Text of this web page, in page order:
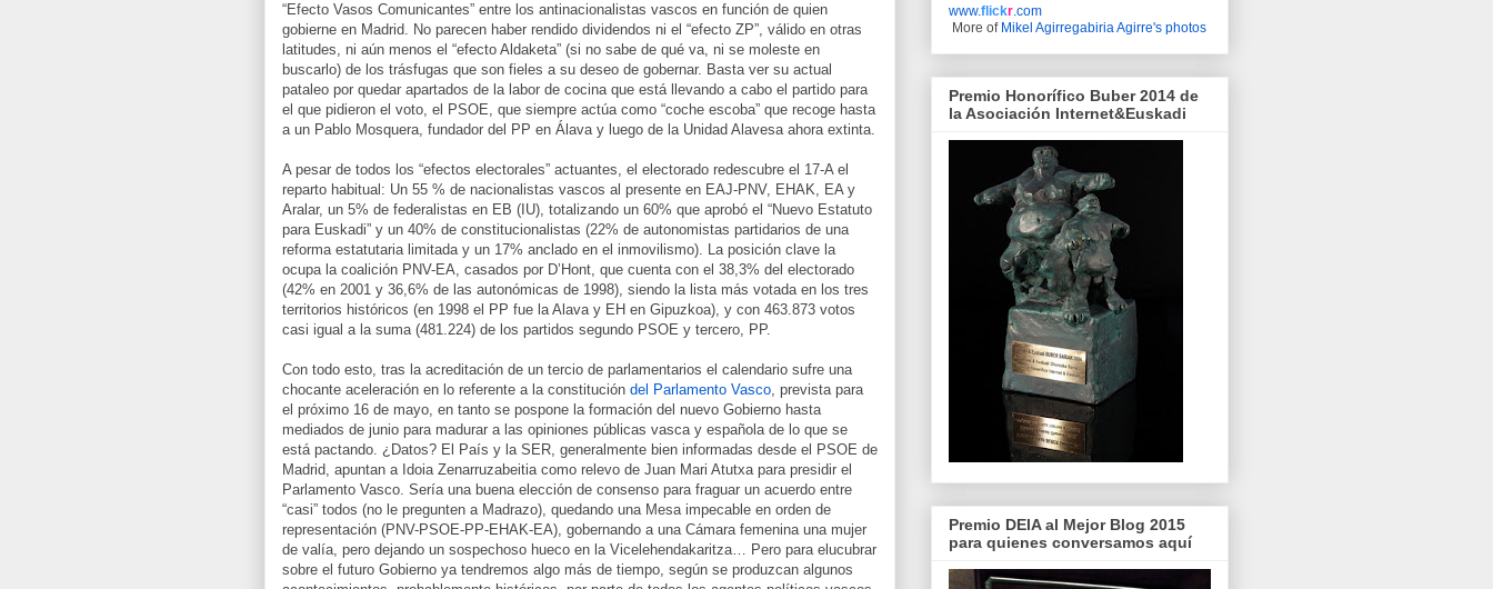
“Efecto Vasos Comunicantes” entre los antinacionalistas vascos en función de quien
gobierne en Madrid. No parecen haber rendido dividendos ni el “efecto ZP”, válido en otras
latitudes, ni aún menos el “efecto Aldaketa” (si no sabe de qué va, ni se moleste en
buscarlo) de los trásfugas que son fieles a su deseo de gobernar. Basta ver su actual
pataleo por quedar apartados de la labor de cocina que está llevando a cabo el partido para
el que pidieron el voto, el PSOE, que siempre actúa como “coche escoba” que recoge hasta
a un Pablo Mosquera, fundador del PP en Álava y luego de la Unidad Alavesa ahora extinta.
A pesar de todos los “efectos electorales” actuantes, el electorado redescubre el 17-A el
reparto habitual: Un 55 % de nacionalistas vascos al presente en EAJ-PNV, EHAK, EA y
Aralar, un 5% de federalistas en EB (IU), totalizando un 60% que aprobó el “Nuevo Estatuto
para Euskadi” y un 40% de constitucionalistas (22% de autonomistas partidarios de una
reforma estatutaria limitada y un 17% anclado en el inmovilismo). La posición clave la
ocupa la coalición PNV-EA, casados por D’Hont, que cuenta con el 38,3% del electorado
(42% en 2001 y 36,6% de las autonómicas de 1998), siendo la lista más votada en los tres
territorios históricos (en 1998 el PP fue la Alava y EH en Gipuzkoa), y con 463.873 votos
casi igual a la suma (481.224) de los partidos segundo PSOE y tercero, PP.
Con todo esto, tras la acreditación de un tercio de parlamentarios el calendario sufre una
chocante aceleración en lo referente a la constitución del Parlamento Vasco, prevista para
el próximo 16 de mayo, en tanto se pospone la formación del nuevo Gobierno hasta
mediados de junio para madurar a las opiniones públicas vasca y española de lo que se
está pactando. ¿Datos? El País y la SER, generalmente bien informadas desde el PSOE de
Madrid, apuntan a Idoia Zenarruzabeitia como relevo de Juan Mari Atutxa para presidir el
Parlamento Vasco. Sería una buena elección de consenso para fraguar un acuerdo entre
“casi” todos (no le pregunten a Madrazo), quedando una Mesa impecable en orden de
representación (PNV-PSOE-PP-EHAK-EA), gobernando a una Cámara femenina una mujer
de valía, pero dejando un sospechoso hueco en la Vicelehendakaritza… Pero para elucubrar
sobre el futuro Gobierno ya tendremos algo más de tiempo, según se produzcan algunos
www.flickr .com
More of Mikel Agirregabiria Agirre's photos
Premio Honorífico Buber 2014 de
la Asociación Internet&Euskadi
Premio DEIA al Mejor Blog 2015
para quienes conversamos aquí